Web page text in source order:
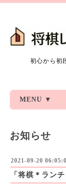
初心から初
MENU ▼
お知らせ
2021-09-20
「将棋＊ラン